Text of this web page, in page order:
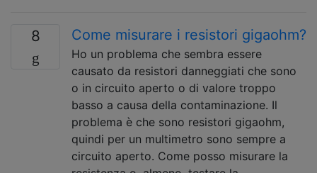
8 Come misurare i resistori gigaohm?
Ho un problema che sembra essere
causato da resistori danneggiati che sono
o in circuito aperto o di valore troppo
basso a causa della contaminazione. Il
problema è che sono resistori gigaohm,
quindi per un multimetro sono sempre a
circuito aperto. Come posso misurare la